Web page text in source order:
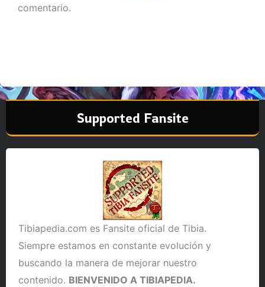
comentario.
Supported Fansite
Tibiapedia.com es Fansite oficial de Tibia.
Siempre estamos en constante evolución y
buscando la manera de mejorar nuestro
contenido. BIENVENIDO A TIBIAPEDIA.